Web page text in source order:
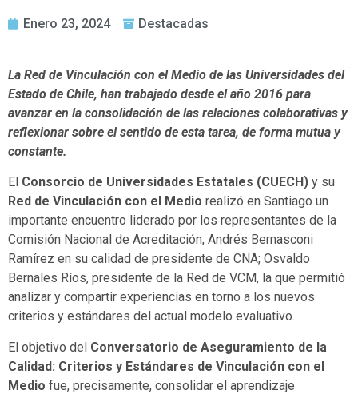
Enero 23, 2024 Destacadas
La Red de Vinculación con el Medio de las Universidades del
Estado de Chile, han trabajado desde el año 2016 para
avanzar en la consolidación de las relaciones colaborativas y
reflexionar sobre el sentido de esta tarea, de forma mutua y
constante.
El Consorcio de Universidades Estatales (CUECH) y su
Red de Vinculación con el Medio realizó en Santiago un
importante encuentro liderado por los representantes de la
Comisión Nacional de Acreditación, Andrés Bernasconi
Ramírez en su calidad de presidente de CNA; Osvaldo
Bernales Ríos, presidente de la Red de VCM, la que permitió
analizar y compartir experiencias en torno a los nuevos
criterios y estándares del actual modelo evaluativo.
El objetivo del Conversatorio de Aseguramiento de la
Calidad: Criterios y Estándares de Vinculación con el
Medio fue, precisamente, consolidar el aprendizaje